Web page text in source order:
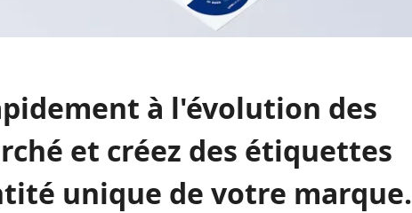
à l'évolution des
et créez des étiquettes
unique de votre marque.